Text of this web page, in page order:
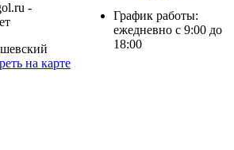
-
на карте
График работы:
ежедневно с 9:00 до
18:00